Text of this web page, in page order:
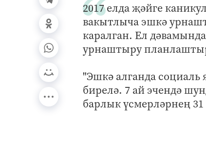
2017 елда җәйге
вакытлыча эшкә
каралган. Ел
урнаштыру
"Эшкә алганда социаль
бирелә. 7 ай эчендә
барлык үсмерләрнең